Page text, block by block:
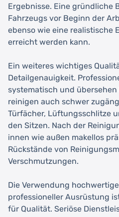
Ergebnisse. Eine gründliche
Fahrzeugs vor Beginn der
ebenso wie eine realistische
erreicht werden kann.
Ein weiteres wichtiges
Detailgenauigkeit.
systematisch und übersehen
reinigen auch schwer
Türfächer, Lüftungsschlitze
den Sitzen. Nach der
innen wie außen makellos
Rückstände von
Verschmutzungen.
Die Verwendung
professioneller Ausrüstung
für Qualität. Seriöse